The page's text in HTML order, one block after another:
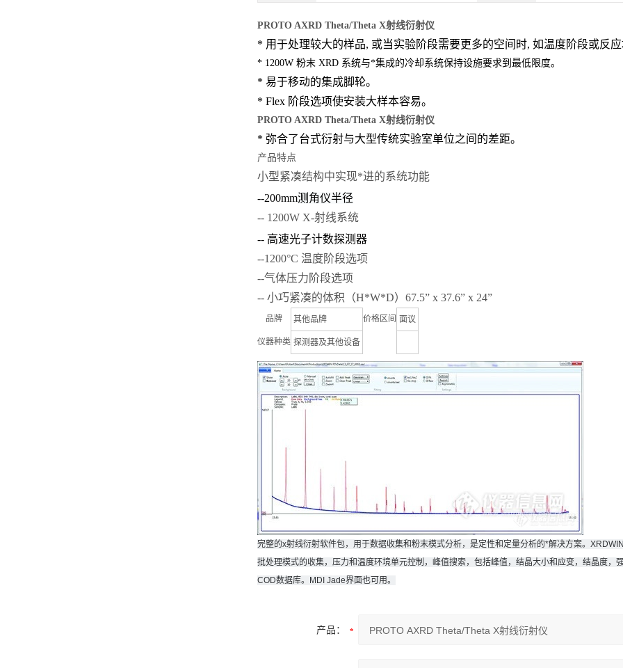
PROTO AXRD Theta/Theta X射线衍射仪
* 用于处理较大的样品, 或当实验阶段需要更多的空间时, 如温度阶段或反应
* 1200W 粉末 XRD 系统与*集成的冷却系统保持设施要求到最低限度。
* 易于移动的集成脚轮。
* Flex 阶段选项使安装大样本容易。
PROTO AXRD Theta/Theta X射线衍射仪
* 弥合了台式衍射与大型传统实验室单位之间的差距。
产品特点
小型紧凑结构中实现*进的系统功能
--200mm测角仪半径
-- 1200W X-射线系统
-- 高速光子计数探测器
--1200°C 温度阶段选项
--气体压力阶段选项
-- 小巧紧凑的体积（H*W*D）67.5” x 37.6” x 24”
品牌 其他品牌 价格区间 面议
仪器种类 探测器及其他设备
完整的x射线衍射软件包，用于数据收集和粉末模式分析，是定性和定量分析的*解决方案。
批处理模式的收集，压力和温度环境单元控制，峰值搜索，包括峰值，结晶大小和应变，结晶度，
COD数据库。
MDI Jade界面也可用。
产品：